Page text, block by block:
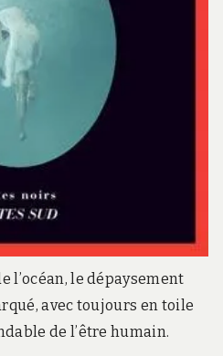
l’océan, le dépaysement
avec toujours en toile
de l’être humain.